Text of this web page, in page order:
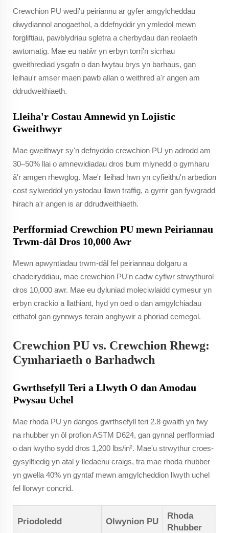
Crewchion PU wedi'u peiriannu ar gyfer amgylcheddau
diwydiannol anogaethol, a ddefnyddir yn ymledol mewn
forgliftiau, pawblydriau sgletra a cherbydau dan reolaeth
awtomatig. Mae eu natŵr yn erbyn torri'n sicrhau
gweithrediad ysgafn o dan lwytau brys yn barhaus, gan
leihau'r amser maen pawb allan o weithred a'r angen am
ddrudweithiaeth.
Lleiha'r Costau Amnewid yn Lojistic
Gweithwyr
Mae gweithwyr sy'n defnyddio crewchion PU yn adrodd am
30–50% llai o amnewidiadau dros bum mlynedd o gymharu
â'r amgen rhewglog. Mae'r lleihad hwn yn cyfieithu'n arbedion
cost sylweddol yn ystodau llawn traffig, a gyrrir gan fywgradd
hirach a'r angen is ar ddrudweithiaeth.
Perfformiad Crewchion PU mewn Peiriannau
Trwm-dâl Dros 10,000 Awr
Mewn apwyntiadau trwm-dâl fel peiriannau dolgaru a
chadeiryddiau, mae crewchion PU'n cadw cyflwr strwythurol
dros 10,000 awr. Mae eu dyluniad moleciwlaidd cymesur yn
erbyn crackio a llathiant, hyd yn oed o dan amgylchiadau
eithafol gan gynnwys terain anghywir a phoriad cemegol.
Crewchion PU vs. Crewchion Rhewg:
Cymhariaeth o Barhadwch
Gwrthsefyll Teri a Llwyth O dan Amodau
Pwysau Uchel
Mae rhoda PU yn dangos gwrthsefyll teri 2.8 gwaith yn fwy
na rhubber yn ôl profion ASTM D624, gan gynnal perfformiad
o dan lwytho sydd dros 1,200 lbs/in². Mae'u strwythur croes-
gysylltiedig yn atal y lledaenu craigs, tra mae rhoda rhubber
yn gwella 40% yn gyntaf mewn amgylcheddion llwyth uchel
fel llorwyr concrid.
Priodoledd Olwynion PU
Rhoda
Rhubber